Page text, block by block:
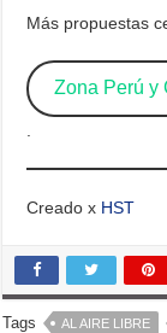
Más propuestas
Zona Perú y
Creado x HST
Tags AL AIRE LIBRE